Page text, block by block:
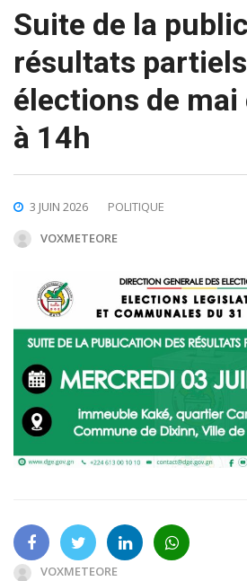
Suite de la
résultats
élections de
à 14h
3 JUIN 2026
POLITIQUE
VOXMETEORE
VOXMETEORE